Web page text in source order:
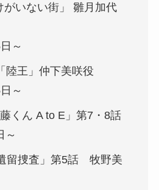
がいない街」 雛月加代
～
陸王」仲下美咲役
～
くん A to E」第7・8話
～
留捜査」第5話 牧野美